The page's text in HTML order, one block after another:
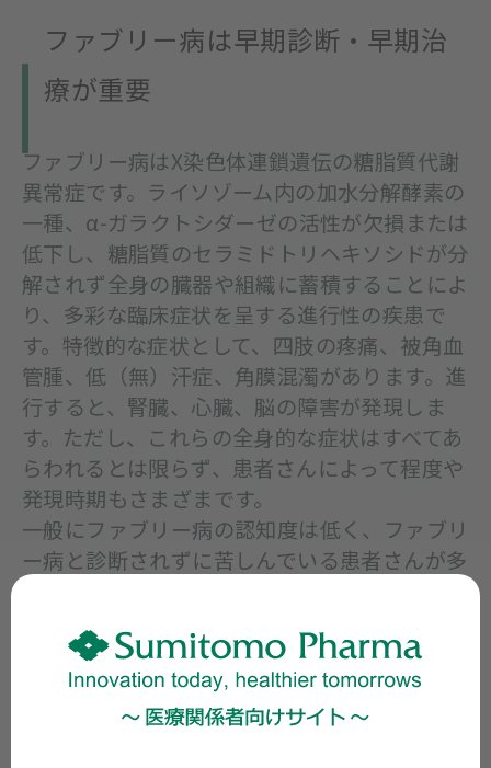
ファブリー病は早期診断・早期治
療が重要
ファブリー病はX染色体連鎖遺伝の糖脂質代謝
異常症です。ライソゾーム内の加水分解酵素の
一種、α-ガラクトシダーゼの活性が欠損または
低下し、糖脂質のセラミドトリヘキソシドが分
解されず全身の臓器や組織に蓄積することによ
り、多彩な臨床症状を呈する進行性の疾患で
す。特徴的な症状として、四肢の疼痛、被角血
管腫、低（無）汗症、角膜混濁があります。進
行すると、腎臓、心臓、脳の障害が発現しま
す。ただし、これらの全身的な症状はすべてあ
らわれるとは限らず、患者さんによって程度や
発現時期もさまざまです。
一般にファブリー病の認知度は低く、ファブリ
ー病と診断されずに苦しんでいる患者さんが多
にこの疾患が潜在している可能性があります。
家族歴等も確認の上、疑いが強い患者さんで
は、血液中のα-ガラクトシダーゼ活性測定の実